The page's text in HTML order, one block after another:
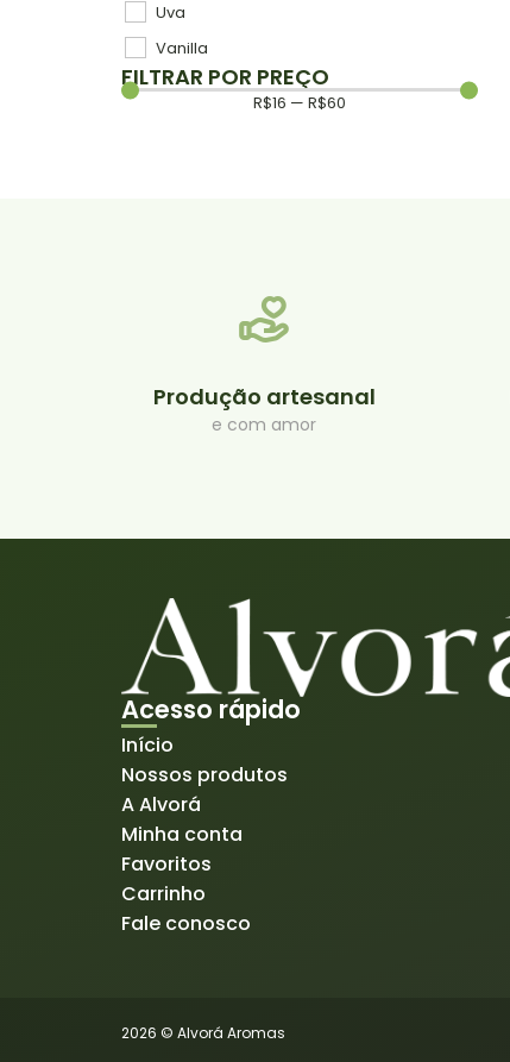
Uva
Vanilla
FILTRAR POR PREÇO
R$16 — R$60
Produção artesanal
e com amor
Acesso rápido
Início
Nossos produtos
A Alvorá
Minha conta
Favoritos
Carrinho
Fale conosco
2026 © Alvorá Aromas